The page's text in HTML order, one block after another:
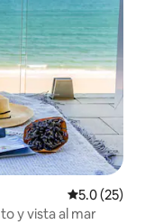
Calificación
5.0 (25)
y vista al mar